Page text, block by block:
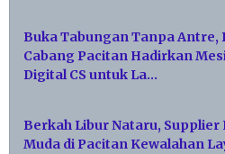
Buka Tabungan Tanpa Antre,
Cabang Pacitan Hadirkan
Digital CS untuk La…
Berkah Libur Nataru, Supplier
Muda di Pacitan Kewalahan